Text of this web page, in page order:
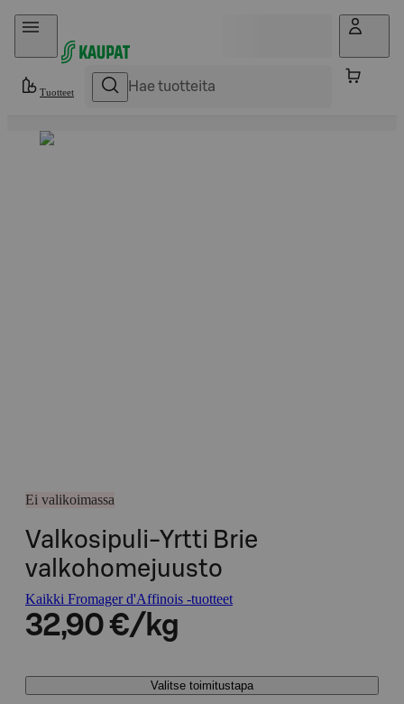
Hyppää sisältöön
Tuotteet
Ei valikoimassa
Valkosipuli-Yrtti Brie
valkohomejuusto
Kaikki Fromager d'Affinois -tuotteet
32,90 €/kg
Valitse toimitustapa